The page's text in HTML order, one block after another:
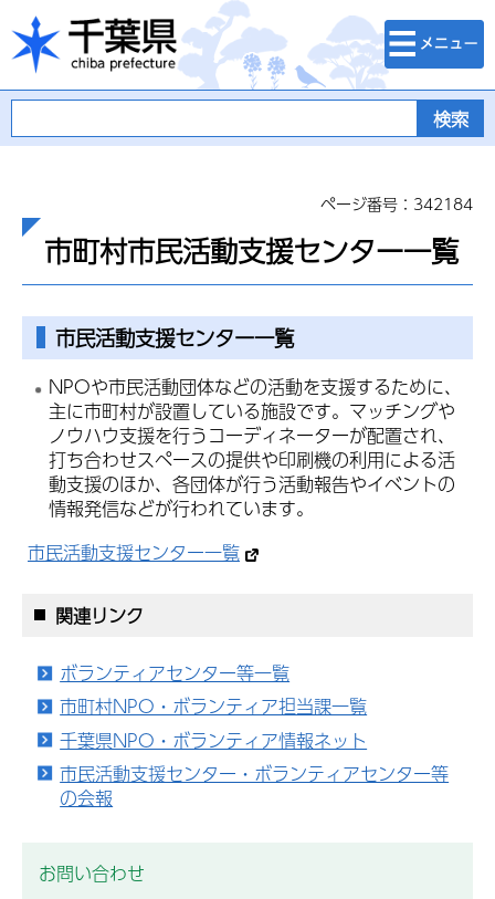
千葉県
検索・メニュ
ー
ページ番号：342184
市町村市民活動支援センター一覧
市民活動支援センター一覧
NPOや市民活動団体などの活動を支援するために、
主に市町村が設置している施設です。マッチングや
ノウハウ支援を行うコーディネーターが配置され、
打ち合わせスペースの提供や印刷機の利用による活
動支援のほか、各団体が行う活動報告やイベントの
情報発信などが行われています。
市民活動支援センター一覧
関連リンク
ボランティアセンター等一覧
市町村NPO・ボランティア担当課一覧
千葉県NPO・ボランティア情報ネット
市民活動支援センター・ボランティアセンター等
の会報
お問い合わせ